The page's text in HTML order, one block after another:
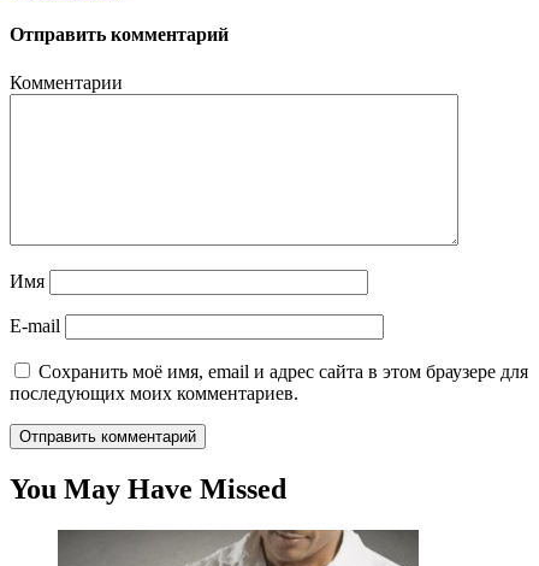
Отправить комментарий
Комментарии
Имя
E-mail
Сохранить моё имя, email и адрес сайта в этом браузере для
последующих моих комментариев.
You May Have Missed